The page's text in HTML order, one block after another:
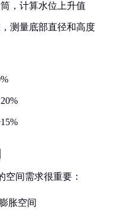
，计算水位上升值
测量底部直径和高度
空间需求很重要：
胀空间